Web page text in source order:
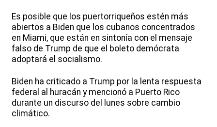
Es posible que los puertorriqueños estén más
abiertos a Biden que los cubanos concentrados
en Miami, que están en sintonía con el mensaje
falso de Trump de que el boleto demócrata
adoptará el socialismo.
Biden ha criticado a Trump por la lenta respuesta
federal al huracán y mencionó a Puerto Rico
durante un discurso del lunes sobre cambio
climático.